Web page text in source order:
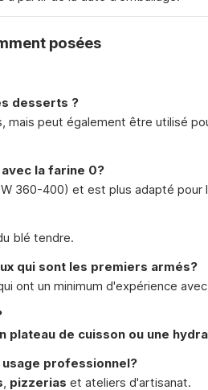
posées
desserts ?
mais peut également être utilisé
la farine 0?
360-400) et est plus adapté pour
blé tendre.
qui sont les premiers armés?
ont un minimum d'expérience
plateau de cuisson ou une
professionnel?
, pizzerias et ateliers d'artisanat.